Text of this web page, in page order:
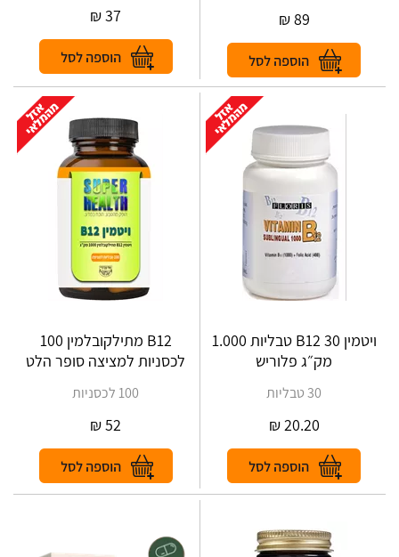
89
₪
37
₪
ויטמין B12 30 טבליות 1.000
מק״ג פלוריש
30 טבליות
20.20
₪
B12 מתילקובלמין 100
לכסניות למציצה ‎סופר הלט
100 לכסניות
52
₪